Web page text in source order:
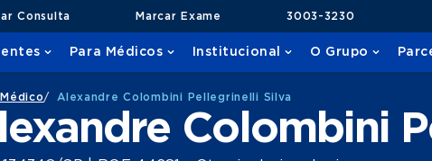
Consulta Marcar Exame 3003-3230
Para Médicos Institucional O Grupo
/ Alexandre Colombini Pellegrinelli Silva
Colombini